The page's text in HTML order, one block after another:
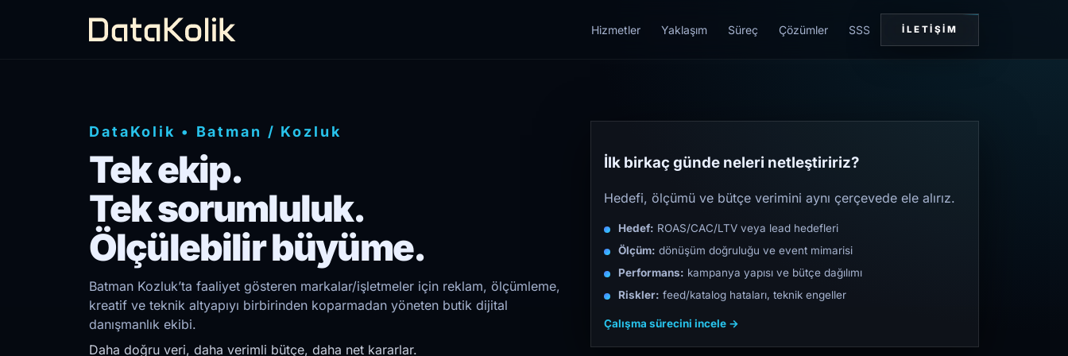
Hizmetler Yaklaşım Süreç Çözümler SSS İLETIŞIM
DataKolik • Batman / Kozluk
Tek ekip.
Tek sorumluluk.
Ölçülebilir büyüme.
Batman Kozluk’ta faaliyet gösteren markalar/işletmeler için reklam, ölçümleme,
kreatif ve teknik altyapıyı birbirinden koparmadan yöneten butik dijital
danışmanlık ekibi.
Daha doğru veri, daha verimli bütçe, daha net kararlar.
İlk birkaç günde neleri netleştiririz?
Hedefi, ölçümü ve bütçe verimini aynı çerçevede ele alırız.
Hedef: ROAS/CAC/LTV veya lead hedefleri
Ölçüm: dönüşüm doğruluğu ve event mimarisi
Performans: kampanya yapısı ve bütçe dağılımı
Riskler: feed/katalog hataları, teknik engeller
Çalışma sürecini incele →